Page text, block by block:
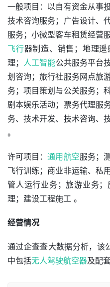
一般项目：以自有资金从事
技术咨询服务；广告设计、
服务；小微型客车租赁经营
飞行器制造、销售；地理
理； 人工智能公共服务平台
划咨询；旅行社服务网点旅
务；项目策划与公关服务；
剧本娱乐活动；票务代理服
务、技术开发、技术咨询、
。
许可项目：通用航空服务；
飞行训练；商业非运输、私
管人运行业务；旅游业务
理；建设工程施工 。
经营情况
通过企查查大数据分析，该
中包括无人驾驶航空器及配